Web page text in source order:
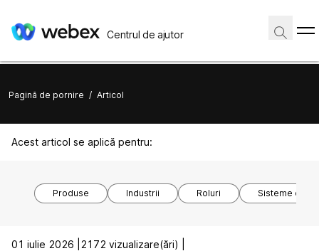
Centrul de ajutor
Pagină de pornire / Articol
Acest articol se aplică pentru:
Produse Industrii Roluri Sisteme de
01 iulie 2026 |
2172 vizualizare(ări) |